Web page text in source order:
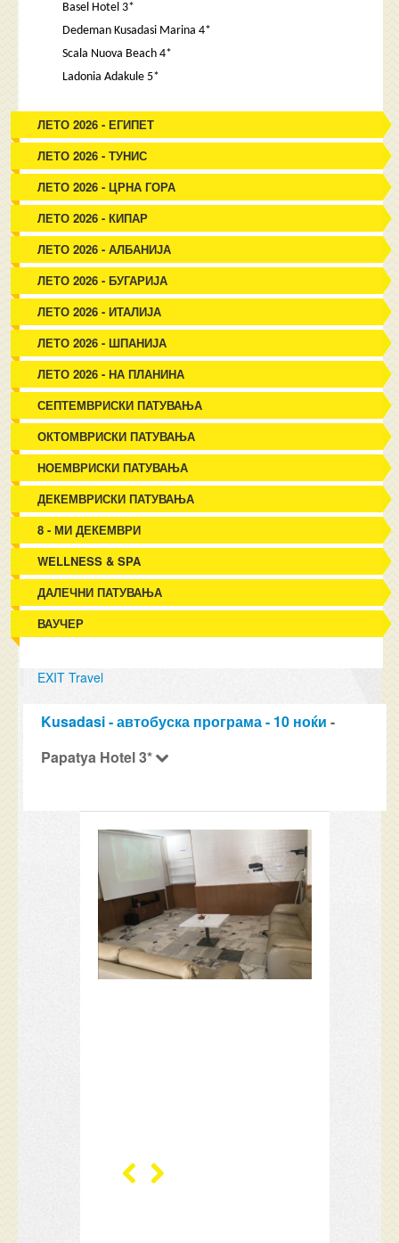
Basel Hotel 3*
Dedeman Kusadasi Marina 4*
Scala Nuova Beach 4*
Ladonia Adakule 5*
ЛЕТО 2026 - ЕГИПЕТ
ЛЕТО 2026 - ТУНИС
ЛЕТО 2026 - ЦРНА ГОРА
ЛЕТО 2026 - КИПАР
ЛЕТО 2026 - АЛБАНИЈА
ЛЕТО 2026 - БУГАРИЈА
ЛЕТО 2026 - ИТАЛИЈА
ЛЕТО 2026 - ШПАНИЈА
ЛЕТО 2026 - НА ПЛАНИНА
СЕПТЕМВРИСКИ ПАТУВАЊА
ОКТОМВРИСКИ ПАТУВАЊА
НОЕМВРИСКИ ПАТУВАЊА
ДЕКЕМВРИСКИ ПАТУВАЊА
8 - МИ ДЕКЕМВРИ
WELLNESS & SPA
ДАЛЕЧНИ ПАТУВАЊА
ВАУЧЕР
EXIT Travel
Kusadasi - автобуска програма - 10 ноќи -
Papatya Hotel 3*